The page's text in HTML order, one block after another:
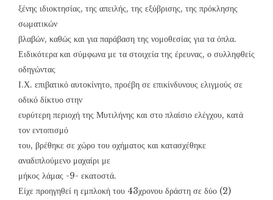
ξένης ιδιοκτησίας, της απειλής, της εξύβρισης, της πρόκλησης
σωματικών
βλαβών, καθώς και για παράβαση της νομοθεσίας για τα όπλα.
Ειδικότερα και σύμφωνα με τα στοιχεία της έρευνας, ο συλληφθείς
οδηγώντας
Ι.Χ. επιβατικό αυτοκίνητο, προέβη σε επικίνδυνους ελιγμούς σε
οδικό δίκτυο στην
ευρύτερη περιοχή της Μυτιλήνης και στο πλαίσιο ελέγχου, κατά
τον εντοπισμό
του, βρέθηκε σε χώρο του οχήματος και κατασχέθηκε
αναδιπλούμενο μαχαίρι με
μήκος λάμας -9- εκατοστά.
Είχε προηγηθεί η εμπλοκή του 43χρονου δράστη σε δύο (2)